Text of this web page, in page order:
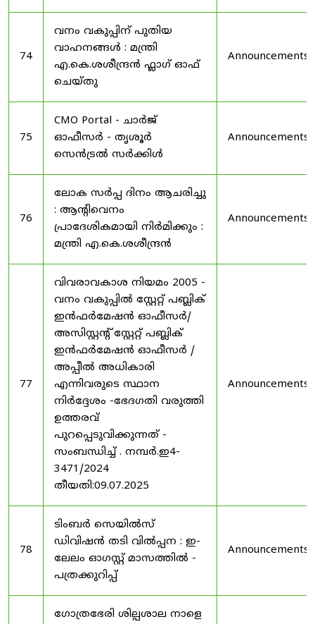
74
വനം വകുപ്പിന് പുതിയ
വാഹനങ്ങൾ : മന്ത്രി
എ.കെ.ശശീന്ദ്രൻ ഫ്ലാഗ് ഓഫ്
ചെയ്തു
Announcements
75
CMO Portal - ചാർജ്
ഓഫീസർ - തൃശൂർ
സെൻട്രൽ സർക്കിൾ
Announcements
76
ലോക സർപ്പ ദിനം ആചരിച്ചു
: ആന്റിവെനം
പ്രാദേശികമായി നിർമിക്കും :
മന്ത്രി എ.കെ.ശശീന്ദ്രൻ
Announcements
77
വിവരാവകാശ നിയമം 2005 -
വനം വകുപ്പിൽ സ്റ്റേറ്റ് പബ്ലിക്
ഇൻഫർമേഷൻ ഓഫീസർ/
അസിസ്റ്റന്റ് സ്റ്റേറ്റ് പബ്ലിക്
ഇൻഫർമേഷൻ ഓഫീസർ /
അപ്പീൽ അധികാരി
എന്നിവരുടെ സ്ഥാന
നിർദ്ദേശം -ഭേദഗതി വരുത്തി
ഉത്തരവ്
പുറപ്പെടുവിക്കുന്നത് -
സംബന്ധിച്ച് . നമ്പർ.ഇ4-
3471/2024
തീയതി:09.07.2025
Announcements
78
ടിംബർ സെയിൽസ്
ഡിവിഷൻ തടി വിൽപ്പന : ഇ-
ലേലം ഓഗസ്റ്റ് മാസത്തിൽ -
പത്രക്കുറിപ്പ്
Announcements
ഗോത്രഭേരി ശില്പശാല നാളെ